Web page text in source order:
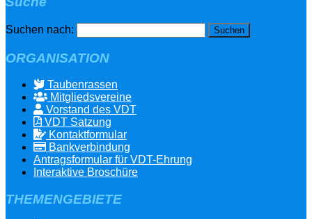
Suchen nach:
ORGANISATION
Taubenrassen
Mitgliedsvereine
Vorstand des VDT
VDT Satzung
Kontaktformular
Bankverbindung
Antragsformular für VDT-Ehrung
Interaktive Broschüre
THEMENGEBIETE